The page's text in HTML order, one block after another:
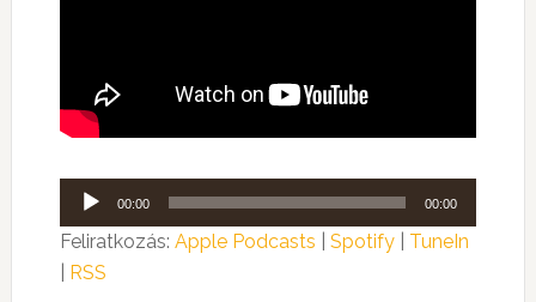
Audió
lejátszó
00:00 00:00
Feliratkozás: Apple Podcasts Spotify| TuneIn
RSS